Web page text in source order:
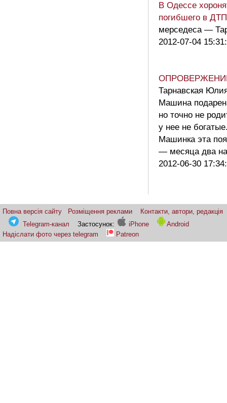
В Одессе
погибшего в
мерседеса —
2012-07-04
Тарнавская
Машина
но точно не
у нее не
Машинка эта
— месяца два
2012-06-30
Повна версія сайту Розміщення реклами
Контакти, автори, редакція
Telegram-канал
Застосунок: iPhone
Android
Надіслати фото через telegram
Patreon